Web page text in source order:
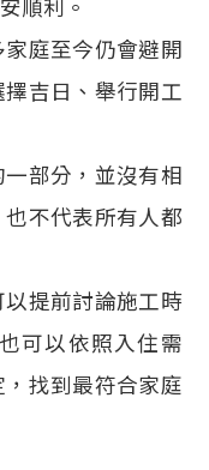
順利。
庭至今仍會避開
吉日、舉行開工
部分，並沒有相
不代表所有人都
提前討論施工時
可以依照入住需
找到最符合家庭